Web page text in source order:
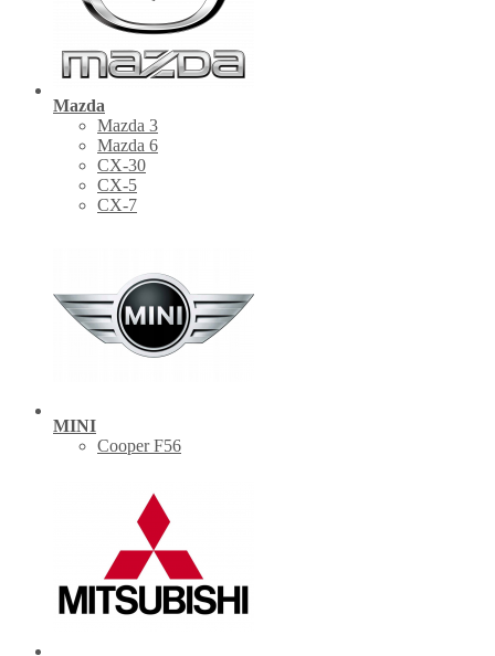
Mazda
Mazda 3
Mazda 6
CX-30
СХ-5
CX-7
MINI
Cooper F56